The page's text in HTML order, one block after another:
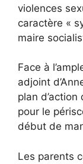
violences
caractère «
maire
Face à
adjoint
plan d’action
pour le
début de
Les parents